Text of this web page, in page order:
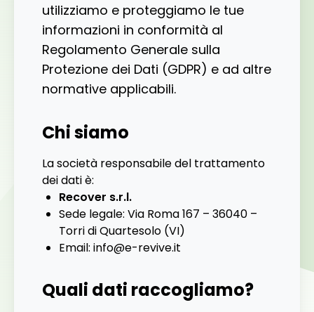
utilizziamo e proteggiamo le tue
informazioni in conformità al
Regolamento Generale sulla
Protezione dei Dati (GDPR) e ad altre
normative applicabili.
Chi siamo
La società responsabile del trattamento
dei dati è:
Recover s.r.l.
Sede legale: Via Roma 167 – 36040 –
Torri di Quartesolo (VI)
Email: info@e-revive.it
Quali dati raccogliamo?